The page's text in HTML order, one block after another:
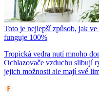
Toto je nejlepší způsob, jak
funguje 100%
Tropická vedra nutí mnoho
Ochlazovače vzduchu slibují
jejich možnosti ale mají své